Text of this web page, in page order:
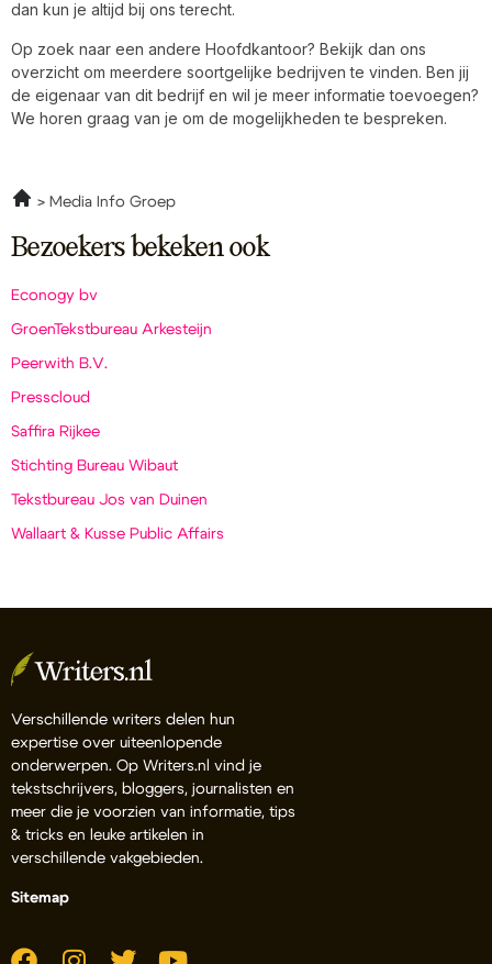
dan kun je altijd bij ons terecht.
Op zoek naar een andere Hoofdkantoor? Bekijk dan ons
overzicht om meerdere soortgelijke bedrijven te vinden. Ben jij
de eigenaar van dit bedrijf en wil je meer informatie toevoegen?
We horen graag van je om de mogelijkheden te bespreken.
Media Info Groep
Bezoekers bekeken ook
Econogy bv
GroenTekstbureau Arkesteijn
Peerwith B.V.
Presscloud
Saffira Rijkee
Stichting Bureau Wibaut
Tekstbureau Jos van Duinen
Wallaart & Kusse Public Affairs
Verschillende writers delen hun
expertise over uiteenlopende
onderwerpen. Op Writers.nl vind je
tekstschrijvers, bloggers, journalisten en
meer die je voorzien van informatie, tips
& tricks en leuke artikelen in
verschillende vakgebieden.
Sitemap